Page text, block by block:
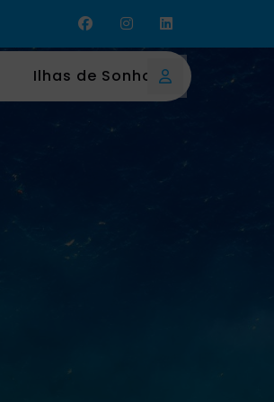
Ilhas de Sonho
Login